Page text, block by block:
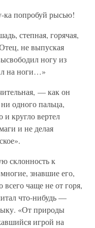
попробуй рысью!
степная, горячая,
не выпуская
ногу из
на ноги…»
— как он
одного пальца,
и кругло вертел
и не делая
склонность к
знавшие его,
чаще не от горя,
что-нибудь —
«От природы
игрой на